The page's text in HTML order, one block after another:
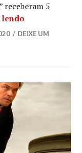
receberam 5
Os Indicados
DEIXE UM